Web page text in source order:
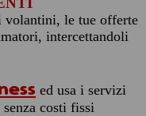
volantini, le tue offerte
intercettandoli
ed usa i servizi
costi fissi